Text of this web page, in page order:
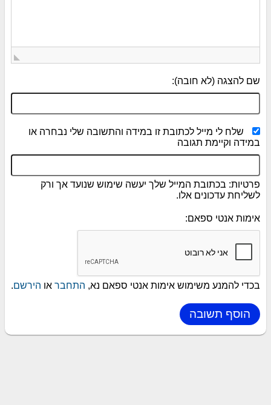
שם להצגה (לא חובה):
שלח לי מייל לכתובת זו במידה והתשובה שלי נבחרה או
במידה וקיימת תגובה
פרטיות: בכתובת המייל שלך יעשה שימוש שנועד אך ורק
לשליחת עדכונים אלו.
אימות אנטי ספאם:
בכדי להמנע משימוש אימות אנטי ספאם נא, התחבר או הירשם.